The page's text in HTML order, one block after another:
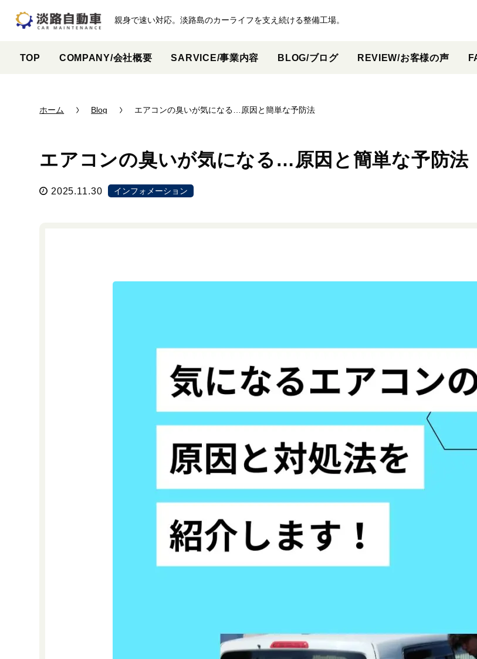
親身で速い対応。淡路島のカーライフを支え続ける整備工場。
TOP COMPANY/会社概要 SARVICE/事業内容 BLOG/ブログ REVIEW/お客様の声
ホーム Blog エアコンの臭いが気になる…原因と簡単な予防法
エアコンの臭いが気になる…原因と簡単な予防法
2025.11.30 インフォメーション